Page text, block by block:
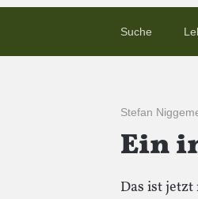
Suche
Stefan
Ein
Das ist